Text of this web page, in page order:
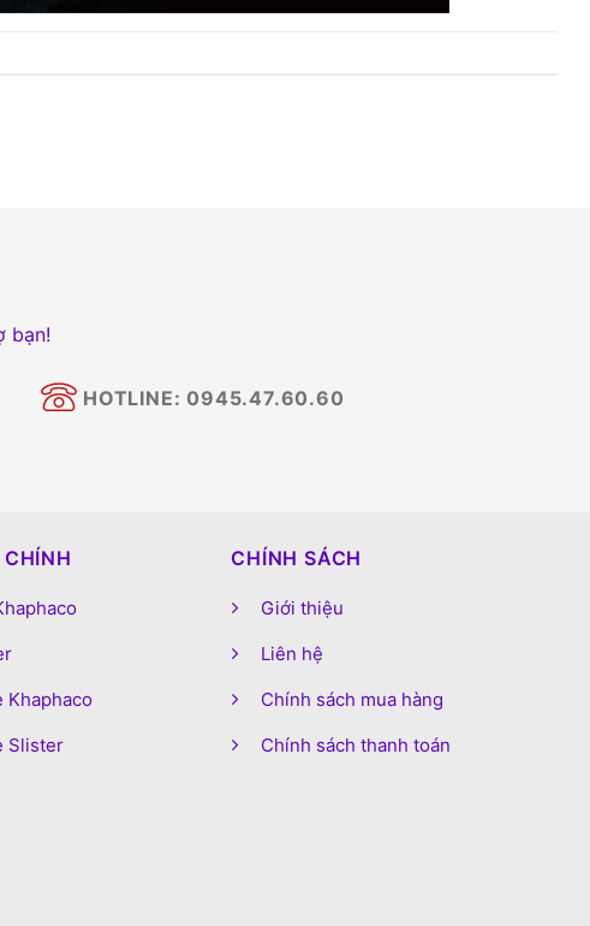
bạn!
HOTLINE: 0945.47.60.60
Khaphaco
Slister
CHÍNH SÁCH
Giới thiệu
Liên hệ
Chính sách mua hàng
Chính sách thanh toán